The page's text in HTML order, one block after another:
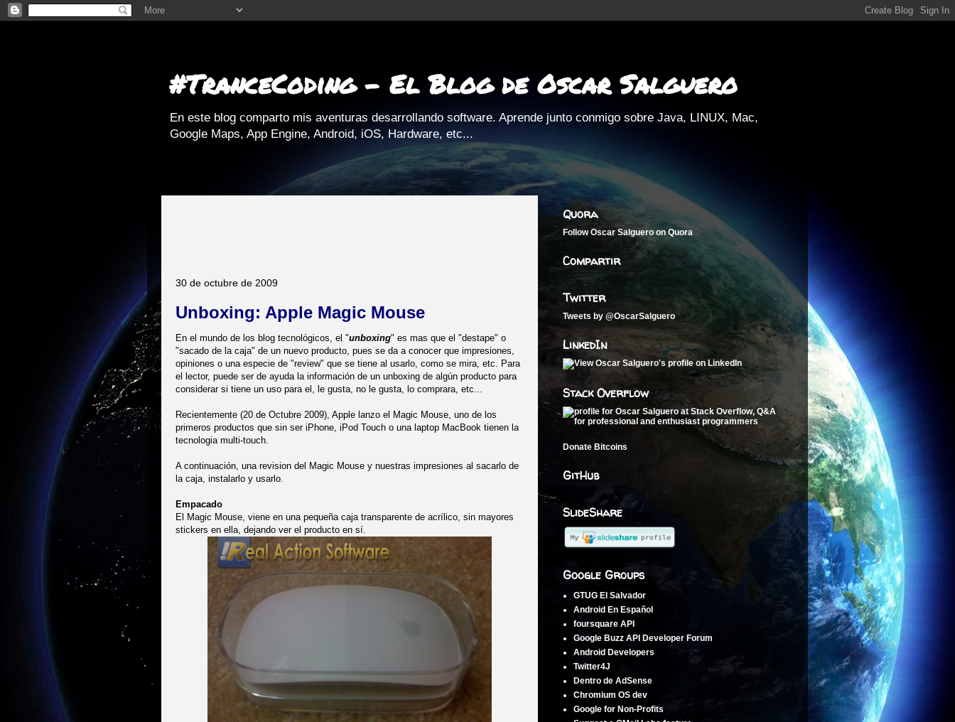
#TranceCoding - El Blog de Oscar Salguero
En este blog comparto mis aventuras desarrollando software. Aprende junto conmigo sobre Java, LINUX, Mac,
Google Maps, App Engine, Android, iOS, Hardware, etc...
30 de octubre de 2009
Unboxing: Apple Magic Mouse
En el mundo de los blog tecnológicos, el "unboxing" es mas que el "destape" o
"sacado de la caja" de un nuevo producto, pues se da a conocer que impresiones,
opiniones o una especie de "review" que se tiene al usarlo, como se mira, etc. Para
el lector, puede ser de ayuda la información de un unboxing de algún producto para
considerar si tiene un uso para el, le gusta, no le gusta, lo comprara, etc...
Recientemente (20 de Octubre 2009), Apple lanzo el Magic Mouse, uno de los
primeros productos que sin ser iPhone, iPod Touch o una laptop MacBook tienen la
tecnologia multi-touch.
A continuación, una revision del Magic Mouse y nuestras impresiones al sacarlo de
la caja, instalarlo y usarlo.
Empacado
El Magic Mouse, viene en una pequeña caja transparente de acrílico, sin mayores
stickers en ella, dejando ver el producto en sí.
Quora
FollowOscar Salguero on Quora
Compartir
Twitter
Tweets by @OscarSalguero
LinkedIn
Stack Overflow
Donate Bitcoins
GitHub
SlideShare
Google Groups
GTUG El Salvador
Android En Español
foursquare API
Google Buzz API Developer Forum
Android Developers
Twitter4J
Dentro de AdSense
Chromium OS dev
Google for Non-Profits